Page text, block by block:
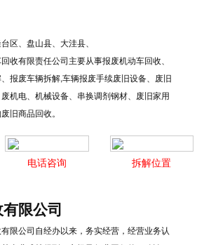
区、盘山县、大洼县、
收有限责任公司主要从事报废机动车回收、
报废车辆拆解,车辆报废手续废旧设备、废旧
机电、机械设备、串换调剂钢材、废旧家用
旧商品回收。
拆解位置
电话咨询
限公司
限公司自经办以来，务实经营，经营业务认